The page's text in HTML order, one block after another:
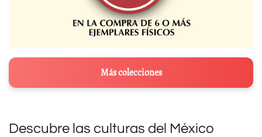
Más colecciones
Descubre las culturas del México